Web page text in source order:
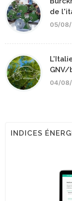
de
05/
GNV/
04/
INDICES